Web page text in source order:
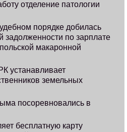
отделение патологии
порядке добилась
по зарплате
макаронной
устанавливает
земельных
посоревновались в
бесплатную карту